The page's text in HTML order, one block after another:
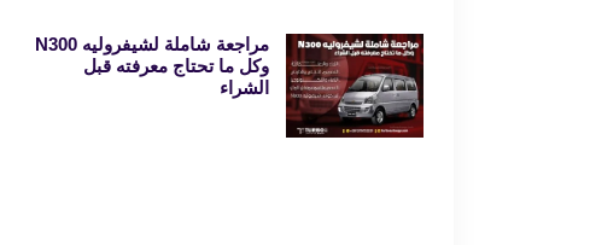
مراجعة شاملة لشيفروليه N300
وكل ما تحتاج معرفته قبل
الشراء